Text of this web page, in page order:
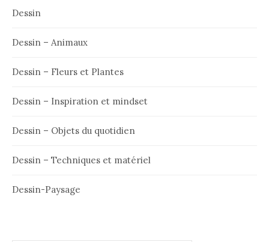
Dessin
Dessin – Animaux
Dessin – Fleurs et Plantes
Dessin – Inspiration et mindset
Dessin – Objets du quotidien
Dessin – Techniques et matériel
Dessin-Paysage